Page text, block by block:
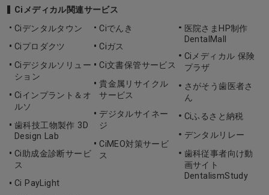
Ciメディカル関連サービス
Ciデンタルタウン
Ciプロダクツ
Ciデジタルソリュー
ション
Ciインプラント＆オ
ルソ
歯科技工物製作 3D
Design Lab
Ci助成金診断サービ
ス
Ci PayLight
Ciでんき
Ciガス
Ci文書保管サービス
貴金属リサイクル
サービス
デジタルサイネー
ジ
CiMEO対策サービ
ス
医院さまHP制作
DentalMall
Ciメディカル 保険
プラザ
さがそう歯医者さ
ん
Ciふるさと納税
デンタルリレー
歯科従事者向け動
画サイト
DentalismStudy